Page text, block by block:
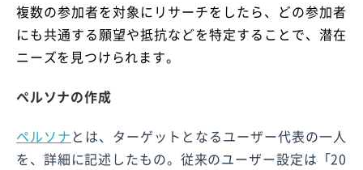
複数の参加者を対象にリサーチをしたら、どの参加者
にも共通する願望や抵抗などを特定することで、潜在
ニーズを見つけられます。
ペルソナの作成
ペルソナ とは、ターゲットとなるユーザー代表の一人
を、詳細に記述したもの。従来のユーザー設定は「20